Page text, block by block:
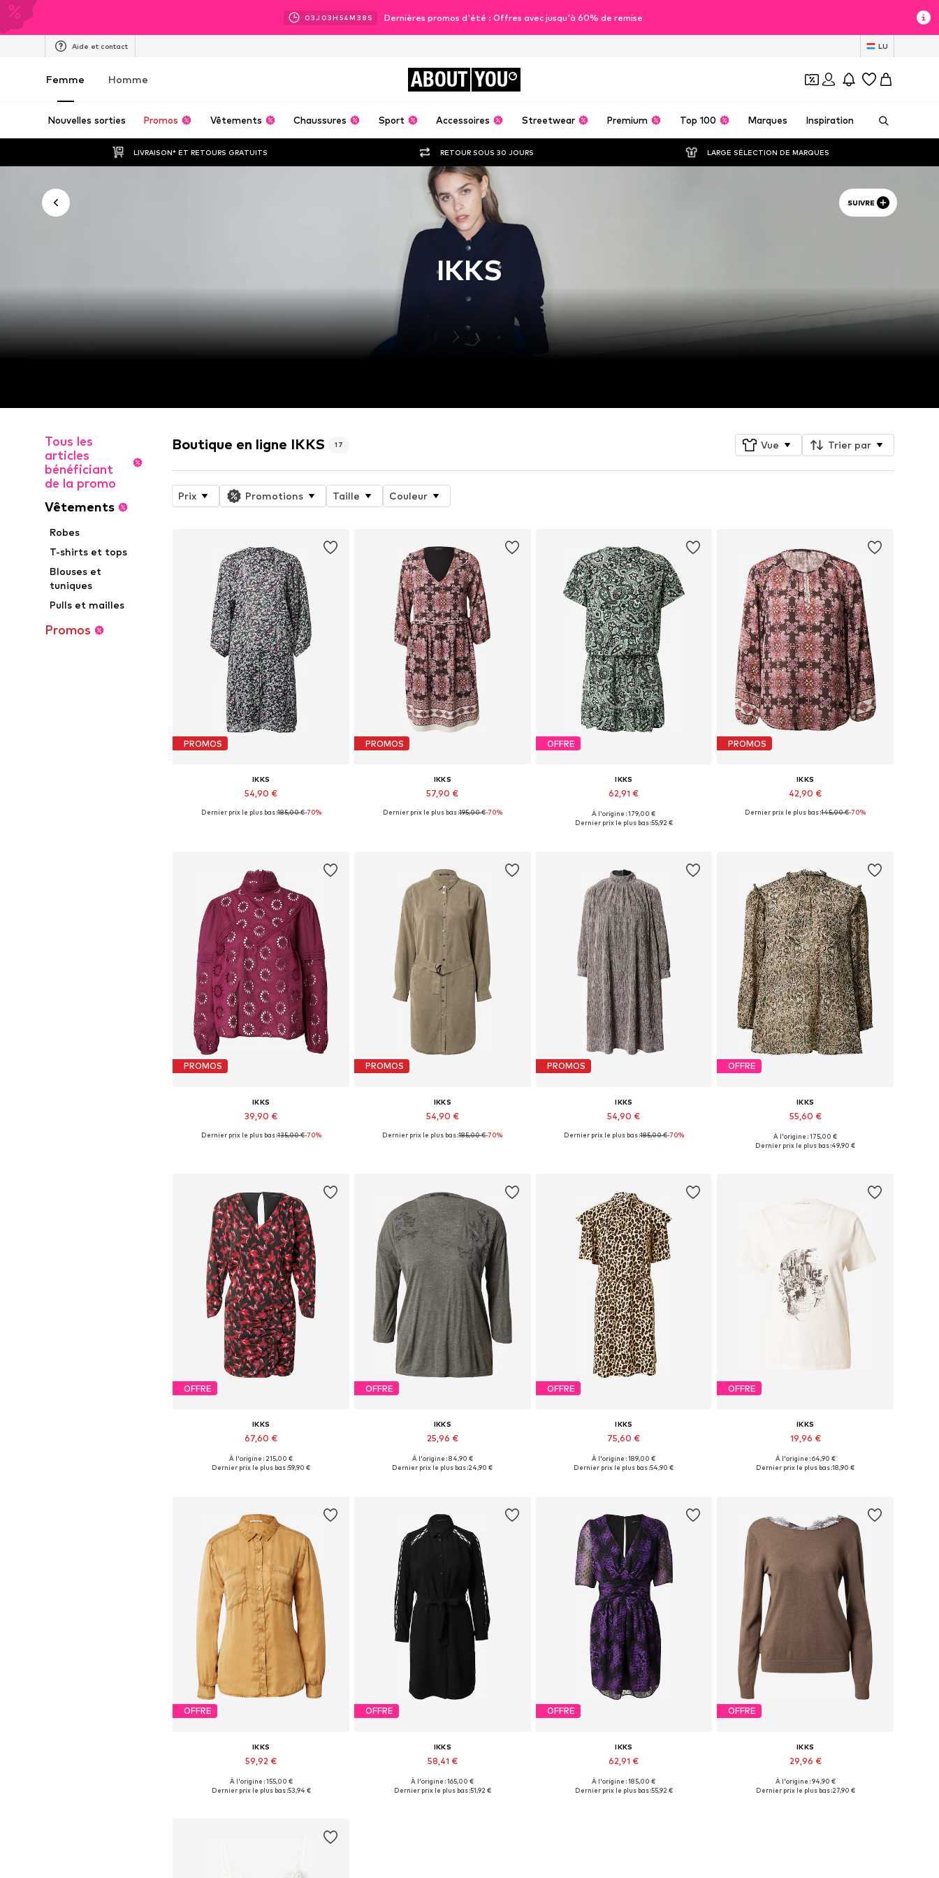
03J 03H 54M 37 S Dernières promos d'été : Offres avec jusqu'à 60% de remise
Aide et contact LU
Femme Homme ABOUT YOU
Nouvelles sorties Promos Vêtements Chaussures Sport Accessoires Streetwear Premium Top 100 Marques Inspiration
LIVRAISON* ET RETOURS GRATUITS RETOUR SOUS 30 JOURS LARGE SÉLECTION DE MARQUES
SUIVRE
IKKS
Tous les
articles
bénéficiant
de la promo
Vêtements
Robes
T-shirts et tops
Blouses et
tuniques
Pulls et mailles
Promos
Boutique en ligne IKKS 17 Vue Trier par
Prix Promotions Taille Couleur
PROMOS
IKKS
54,90 €
Tailles disponibles: 32, 36, 38, 40
Dernier prix le plus bas :185,00 €-70%
PROMOS
IKKS
57,90 €
Tailles disponibles: 32, 34, 36
Dernier prix le plus bas :195,00 €-70%
OFFRE
IKKS
62,91 €
Tailles disponibles: 34, 36
À l'origine : 179,00 €
Dernier prix le plus bas :55,92 €
PROMOS
IKKS
42,90 €
Tailles disponibles: XXS, XS
Dernier prix le plus bas :145,00 €-70%
PROMOS
IKKS
39,90 €
Tailles disponibles: XS
Dernier prix le plus bas :135,00 €-70%
PROMOS
IKKS
54,90 €
Tailles disponibles: 36
Dernier prix le plus bas :185,00 €-70%
PROMOS
IKKS
54,90 €
Tailles disponibles: 36
Dernier prix le plus bas :185,00 €-70%
OFFRE
IKKS
55,60 €
Tailles disponibles: XXS, S
À l'origine : 175,00 €
Dernier prix le plus bas :49,90 €
OFFRE
IKKS
67,60 €
Tailles disponibles: 32, 38
À l'origine : 215,00 €
Dernier prix le plus bas :59,90 €
OFFRE
IKKS
25,96 €
Tailles disponibles: S
À l'origine : 84,90 €
Dernier prix le plus bas :24,90 €
OFFRE
IKKS
75,60 €
Tailles disponibles: 32
À l'origine : 189,00 €
Dernier prix le plus bas :54,90 €
OFFRE
IKKS
19,96 €
Tailles disponibles: XS
À l'origine : 64,90 €
Dernier prix le plus bas :18,90 €
OFFRE
IKKS
59,92 €
Tailles disponibles: S
À l'origine : 155,00 €
Dernier prix le plus bas :53,94 €
OFFRE
IKKS
58,41 €
Tailles disponibles: 32
À l'origine : 165,00 €
Dernier prix le plus bas :51,92 €
OFFRE
IKKS
62,91 €
Tailles disponibles: 34
À l'origine : 185,00 €
Dernier prix le plus bas :55,92 €
OFFRE
IKKS
29,96 €
Tailles disponibles: XS
À l'origine : 94,90 €
Dernier prix le plus bas :27,90 €